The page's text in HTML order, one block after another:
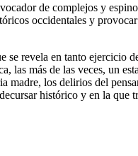
de complejos y
occidentales y
revela en tanto ejercicio
las más de las veces, un
madre, los delirios del
histórico y en la que